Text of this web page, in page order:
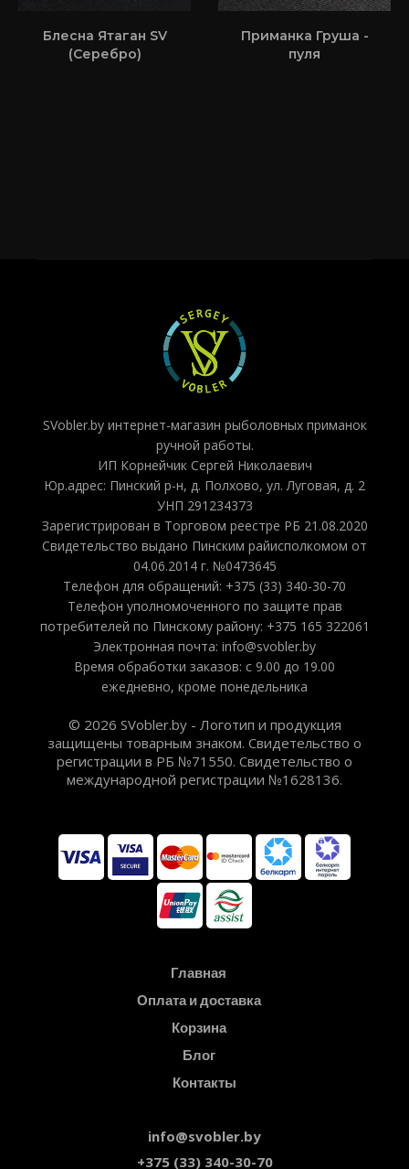
Блесна Ятаган SV
(Серебро)
Приманка Груша -
пуля
SVobler.by интернет-магазин рыболовных приманок
ручной работы.
ИП Корнейчик Сергей Николаевич
Юр.адрес: Пинский р-н, д. Полхово, ул. Луговая, д. 2
УНП 291234373
Зарегистрирован в Торговом реестре РБ 21.08.2020
Свидетельство выдано Пинским райисполкомом от
04.06.2014 г. №0473645
Телефон для обращений: +375 (33) 340-30-70
Телефон уполномоченного по защите прав
потребителей по Пинскому району: +375 165 322061
Электронная почта: info@svobler.by
Время обработки заказов: с 9.00 до 19.00
ежедневно, кроме понедельника
© 2026 SVobler.by - Логотип и продукция
защищены товарным знаком. Свидетельство о
регистрации в РБ №71550. Свидетельство о
международной регистрации №1628136.
Главная
Оплата и доставка
Корзина
Блог
Контакты
info@svobler.by
+375 (33) 340-30-70